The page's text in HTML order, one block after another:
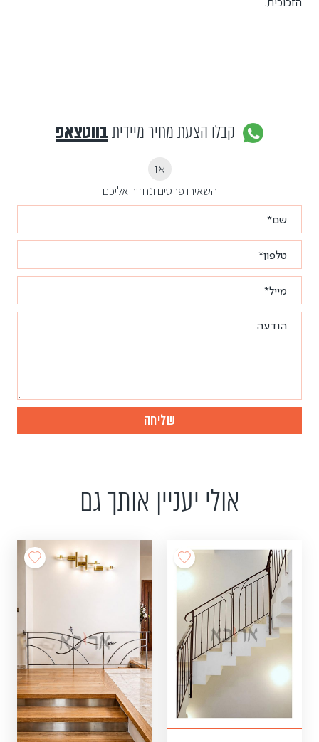
קבלו הצעת מחיר מיידיתבווטצאפ
או
השאירו פרטים ונחזור אליכם
אולי יעניין אותך גם